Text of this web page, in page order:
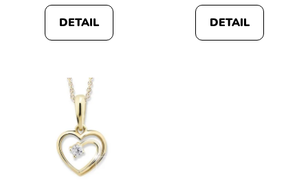
5,0
z
DETAIL
5,0
z
DETAIL